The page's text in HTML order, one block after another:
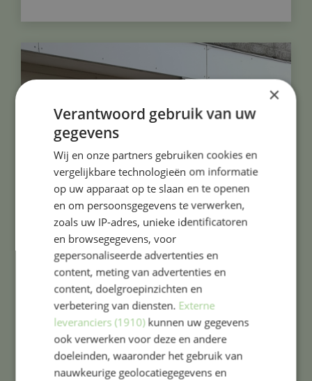
×
Verantwoord gebruik van uw
gegevens
Wij en onze partners gebruiken cookies en
vergelijkbare technologieën om informatie
op uw apparaat op te slaan en te openen
en om persoonsgegevens te verwerken,
zoals uw IP-adres, unieke identificatoren
en browsegegevens, voor
gepersonaliseerde advertenties en
content, meting van advertenties en
content, doelgroepinzichten en
verbetering van diensten. Externe
leveranciers (1910)kunnen uw gegevens
ook verwerken voor deze en andere
doeleinden, waaronder het gebruik van
nauwkeurige geolocatiegegevens en